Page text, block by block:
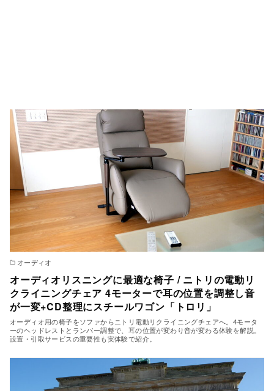
オーディオ
オーディオリスニングに最適な椅子 / ニトリの電動リ
クライニングチェア 4モーターで耳の位置を調整し音
が一変+CD整理にスチールワゴン「トロリ」
オーディオ用の椅子をソファからニトリ電動リクライニングチェアへ。4モータ
ーのヘッドレストとランバー調整で、耳の位置が変わり音が変わる体験を解説。
設置・引取サービスの重要性も実体験で紹介。